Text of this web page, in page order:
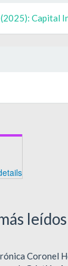
(2025): Capital
Coronel